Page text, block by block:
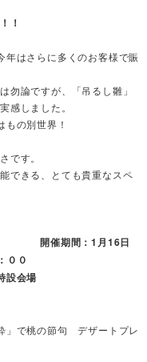
！
はさらに多くのお客様で賑
勿論ですが、「吊るし雛」
感しました。
の別世界！
です。
できる、とても貴重なスペ
開催期間：1月16日
００
会場
」で桃の節句 デザートプレ